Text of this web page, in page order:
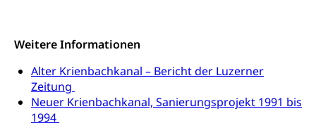
Weitere Informationen
Alter Krienbachkanal – Bericht der Luzerner
Zeitung
Neuer Krienbachkanal, Sanierungsprojekt 1991 bis
1994
Aufenthaltsbewilligungen
Niederlassung, Wohnsitz
Amt für Migration
Ausweise und Bescheinigungen
Reisepass, Identitätskarte, Visum, Geburtsurkunde